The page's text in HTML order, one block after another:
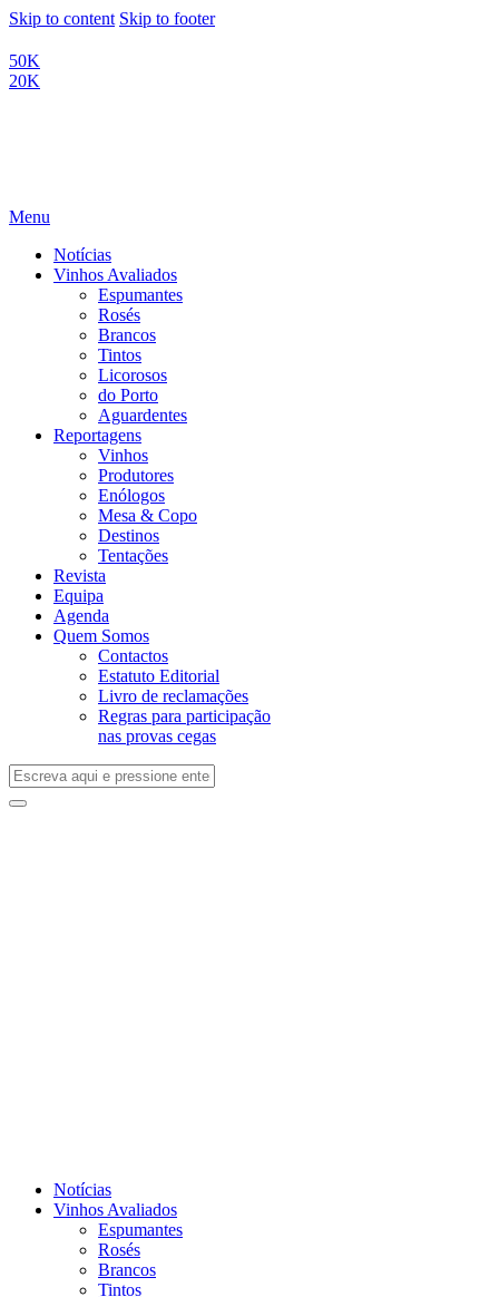
Skip to content Skip to footer
50K
20K
Menu
Notícias
Vinhos Avaliados
Espumantes
Rosés
Brancos
Tintos
Licorosos
do Porto
Aguardentes
Reportagens
Vinhos
Produtores
Enólogos
Mesa & Copo
Destinos
Tentações
Revista
Equipa
Agenda
Quem Somos
Contactos
Estatuto Editorial
Livro de reclamações
Regras para participação
nas provas cegas
Notícias
Vinhos Avaliados
Espumantes
Rosés
Brancos
Tintos